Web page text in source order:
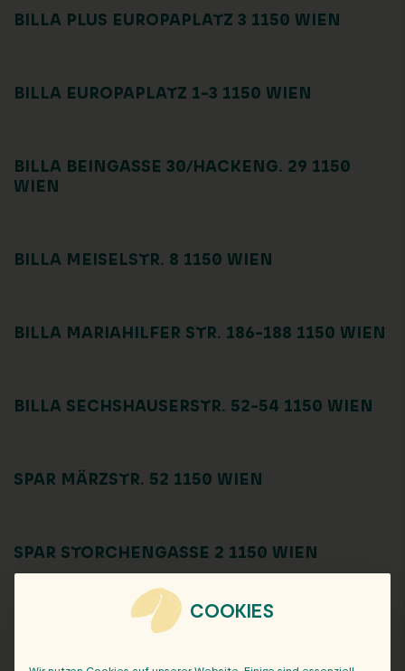
BILLA PLUS EUROPAPLATZ 3 1150 WIEN
BILLA EUROPAPLATZ 1-3 1150 WIEN
BILLA BEINGASSE 30/HACKENG. 29 1150
WIEN
BILLA MEISELSTR. 8 1150 WIEN
BILLA MARIAHILFER STR. 186-188 1150 WIEN
BILLA SECHSHAUSERSTR. 52-54 1150 WIEN
SPAR MÄRZSTR. 52 1150 WIEN
SPAR STORCHENGASSE 2 1150 WIEN
EUROSPAR HÜTTELDORFERSTRASSE 81B 1
COOKIES